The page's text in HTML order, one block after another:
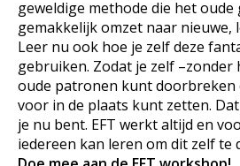
geweldige methode die het oude
gemakkelijk omzet naar nieuwe,
Leer nu ook hoe je zelf deze
gebruiken. Zodat je zelf
oude patronen kunt doorbreken
voor in de plaats kunt zetten.
je nu bent. EFT werkt altijd en
iedereen kan leren om dit zelf te